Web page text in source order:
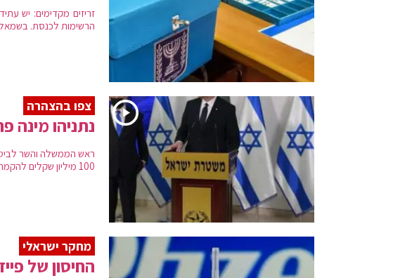
זריזים מקדימים: יש
הרשימות לכנסת. בשמאל
צפו בהצהרה
נתניהו מינה
ראש הממשלה והשר
100 מיליון שקלים להקמת תחנות משטרה ביישובים ערביים
מחקר ישראלי
החיסון של